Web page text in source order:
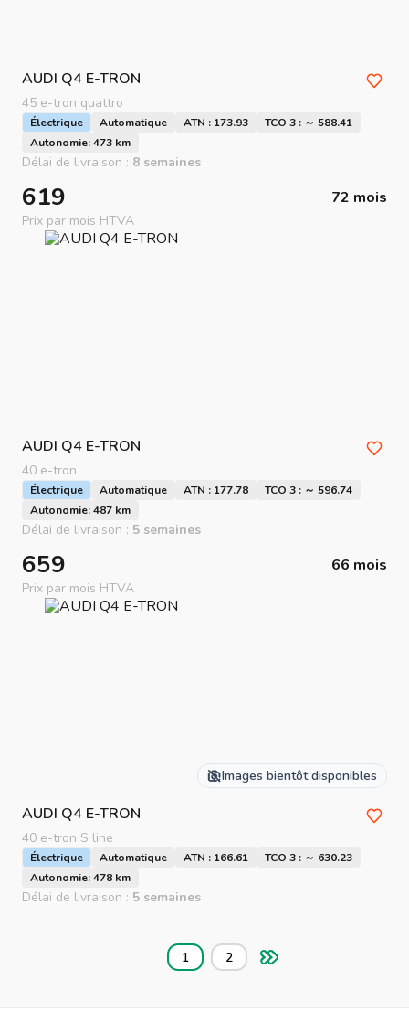
AUDI Q4 E-TRON
45 e-tron quattro
Électrique Automatique ATN : 173.93
TCO 3 : ～ 588.41
Autonomie: 473 km
Délai de livraison : 8 semaines
619 72 mois
Prix par mois HTVA
AUDI Q4 E-TRON
40 e-tron
Électrique Automatique ATN : 177.78
TCO 3 : ～ 596.74
Autonomie: 487 km
Délai de livraison : 5 semaines
659 66 mois
Prix par mois HTVA
Images bientôt disponibles
AUDI Q4 E-TRON
40 e-tron S line
Électrique Automatique ATN : 166.61
TCO 3 : ～ 630.23
Autonomie: 478 km
Délai de livraison : 5 semaines
1 2